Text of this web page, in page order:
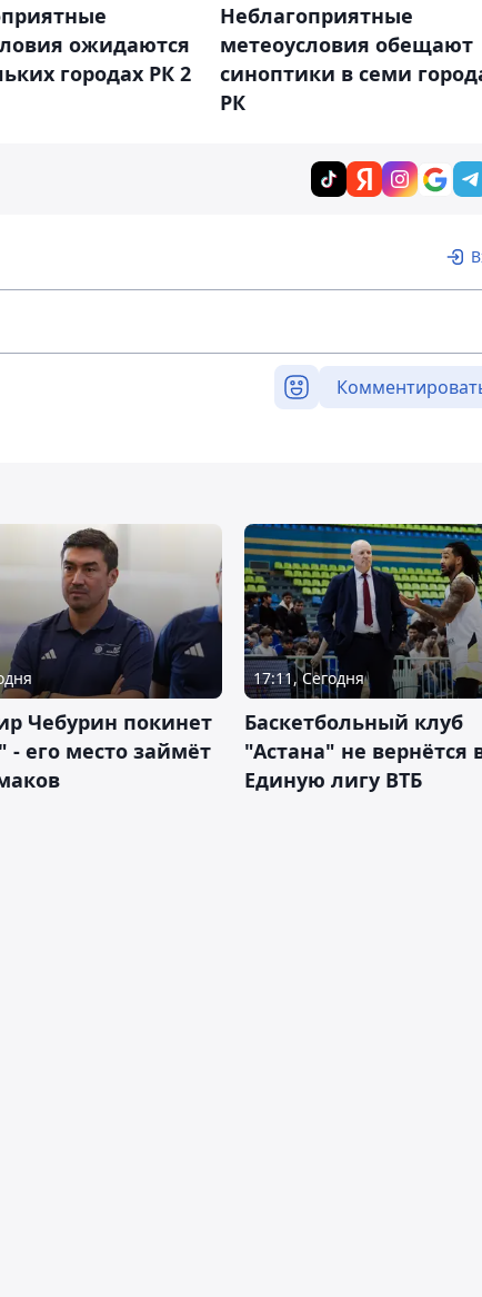
ожидаются
городах РК 2
Неблагоприятные
метеоусловия обещают
синоптики в семи
РК
Чебурин покинет
- его место займёт
17:11, Сегодня
Баскетбольный клуб
"Астана" не вернётся
Единую лигу ВТБ